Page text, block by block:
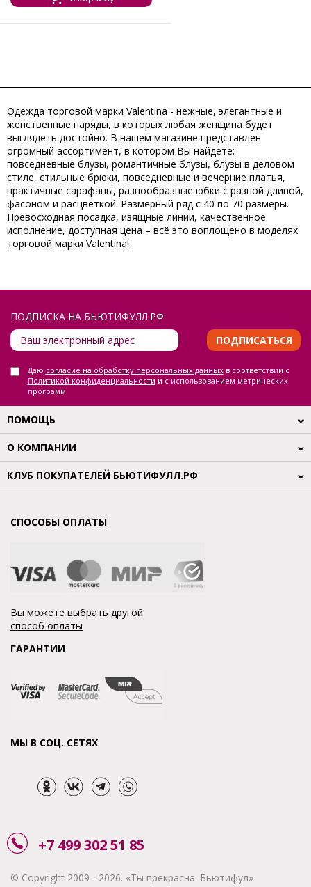
Одежда торговой марки Valentina - нежные, элегантные и
женственные наряды, в которых любая женщина будет
выглядеть достойно. В нашем магазине представлен
огромный ассортимент, в котором Вы найдете:
повседневные блузы, романтичные блузы, блузы в деловом
стиле, стильные брюки, повседневные и вечерние платья,
практичные сарафаны, разнообразные юбки с разной длиной,
фасоном и расцветкой. Размерный ряд с 40 по 70 размеры.
Превосходная посадка, изящные линии, качественное
исполнение, доступная цена – всё это воплощено в моделях
торговой марки Valentina!
ПОДПИСКА НА БЬЮТИФУЛЛ.РФ
ПОДПИСАТЬСЯ
Даю согласие на обработку персональных данныхв соответствии с
Политикой конфиденциальности и с использованием метрических
программ
ПОМОЩЬ
О КОМПАНИИ
КЛУБ ПОКУПАТЕЛЕЙ БЬЮТИФУЛЛ.РФ
СПОСОБЫ ОПЛАТЫ
Вы можете выбрать другой
способ оплаты
ГАРАНТИИ
МЫ В СОЦ. СЕТЯХ
+7 499 302 51 85
© Copyright 2009 - 2026. «Ты прекрасна. Бьютифул»